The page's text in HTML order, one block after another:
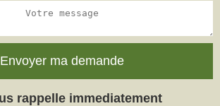
rappelle immediatement